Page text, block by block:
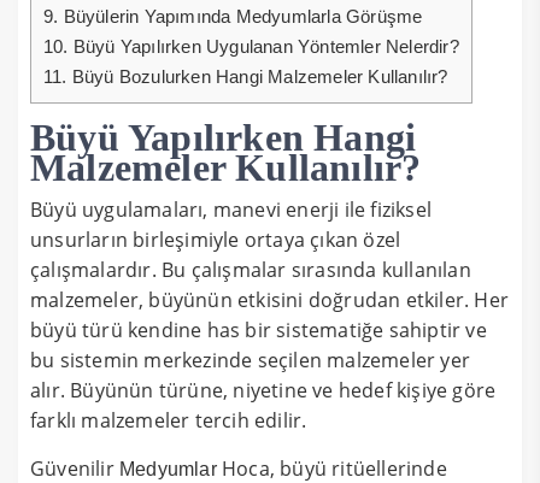
9. Büyülerin Yapımında Medyumlarla Görüşme
10. Büyü Yapılırken Uygulanan Yöntemler Nelerdir?
11. Büyü Bozulurken Hangi Malzemeler Kullanılır?
Büyü Yapılırken Hangi
Malzemeler Kullanılır?
Büyü uygulamaları, manevi enerji ile fiziksel
unsurların birleşimiyle ortaya çıkan özel
çalışmalardır. Bu çalışmalar sırasında kullanılan
malzemeler, büyünün etkisini doğrudan etkiler. Her
büyü türü kendine has bir sistematiğe sahiptir ve
bu sistemin merkezinde seçilen malzemeler yer
alır. Büyünün türüne, niyetine ve hedef kişiye göre
farklı malzemeler tercih edilir.
Güvenilir MedyumlarHoca, büyü ritüellerinde